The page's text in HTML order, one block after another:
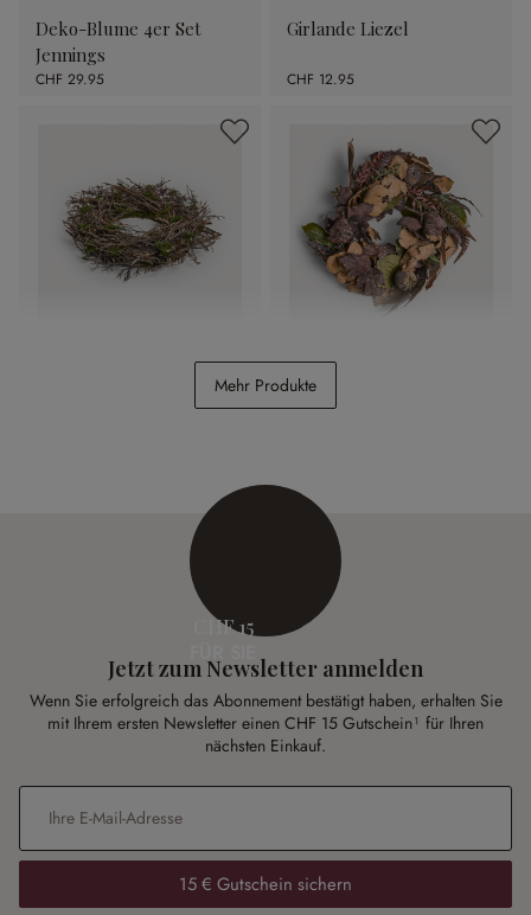
Deko-Blume 4er Set
Jennings
CHF 29.95
Girlande Liezel
CHF 12.95
Kranz Yvorie
Mehr Produkte
CHF 15
Jetzt zum Newsletter anmelden
Wenn Sie erfolgreich das Abonnement bestätigt haben, erhalten Sie
mit Ihrem ersten Newsletter einen CHF 15 Gutschein¹ für Ihren
nächsten Einkauf.
E-Mail-Adresse
15 € Gutschein sichern